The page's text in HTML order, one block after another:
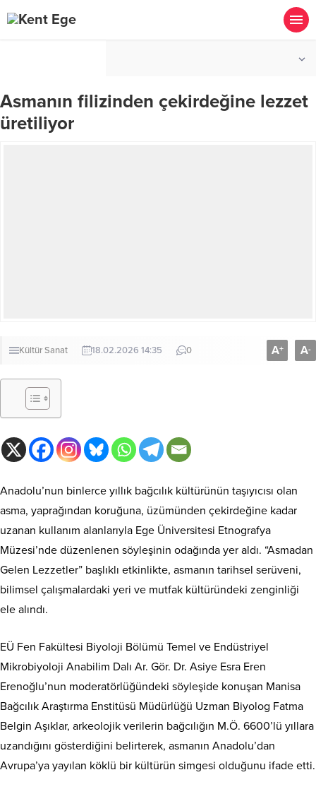
Asmanın filizinden çekirdeğine lezzet
üretiliyor
Kültür Sanat 18.02.2026 14:35 0 A+ A-
Anadolu’nun binlerce yıllık bağcılık kültürünün taşıyıcısı olan
asma, yaprağından koruğuna, üzümünden çekirdeğine kadar
uzanan kullanım alanlarıyla Ege Üniversitesi Etnografya
Müzesi’nde düzenlenen söyleşinin odağında yer aldı. “Asmadan
Gelen Lezzetler” başlıklı etkinlikte, asmanın tarihsel serüveni,
bilimsel çalışmalardaki yeri ve mutfak kültüründeki zenginliği
ele alındı.
EÜ Fen Fakültesi Biyoloji Bölümü Temel ve Endüstriyel
Mikrobiyoloji Anabilim Dalı Ar. Gör. Dr. Asiye Esra Eren
Erenoğlu’nun moderatörlüğündeki söyleşide konuşan Manisa
Bağcılık Araştırma Enstitüsü Müdürlüğü Uzman Biyolog Fatma
Belgin Aşıklar, arkeolojik verilerin bağcılığın M.Ö. 6600’lü yıllara
uzandığını gösterdiğini belirterek, asmanın Anadolu’dan
Avrupa’ya yayılan köklü bir kültürün simgesi olduğunu ifade etti.